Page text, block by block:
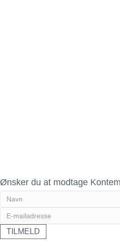
Ønsker du at modtage